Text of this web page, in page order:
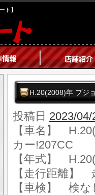
ト】
H.20(2008)年 プジ
投稿日 2023/04/
【車名】
カー!207CC
【年式】
【走行距離】
【車検】 検な